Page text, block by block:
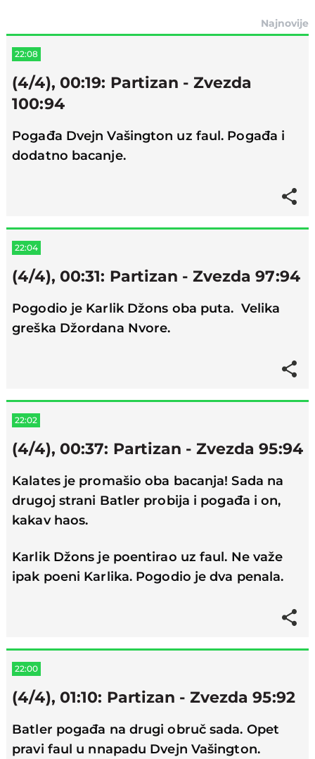
Najnovije
22:08
(4/4), 00:19: Partizan - Zvezda
100:94
Pogađa Dvejn Vašington uz faul. Pogađa i
dodatno bacanje.
22:04
(4/4), 00:31: Partizan - Zvezda 97:94
Pogodio je Karlik Džons oba puta. Velika
greška Džordana Nvore.
22:02
(4/4), 00:37: Partizan - Zvezda 95:94
Kalates je promašio oba bacanja! Sada na
drugoj strani Batler probija i pogađa i on,
kakav haos.
Karlik Džons je poentirao uz faul. Ne važe
ipak poeni Karlika. Pogodio je dva penala.
22:00
(4/4), 01:10: Partizan - Zvezda 95:92
Batler pogađa na drugi obruč sada. Opet
pravi faul u nnapadu Dvejn Vašington.